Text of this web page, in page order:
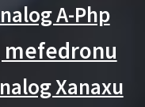
A-Php
mefedronu
Xanaxu